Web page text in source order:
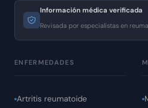
Información médica verificada
Revisada por especialistas en
ENFERMEDADES
Artritis reumatoide